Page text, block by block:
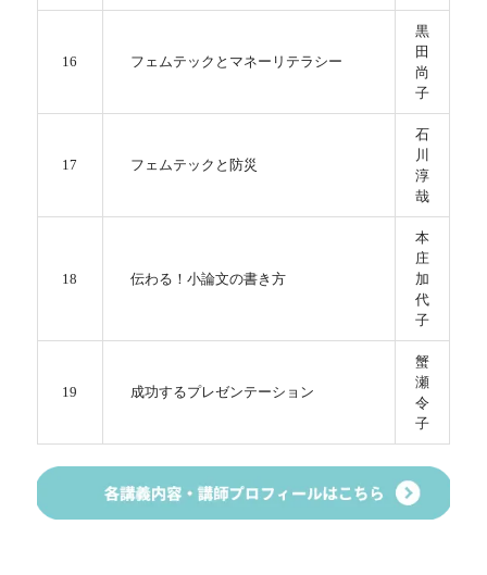
16 フェムテックとマネーリテラシー
黒
田
尚
子
17 フェムテックと防災
石
川
淳
哉
18 伝わる！小論文の書き方
本
庄
加
代
子
19 成功するプレゼンテーション
蟹
瀬
令
子